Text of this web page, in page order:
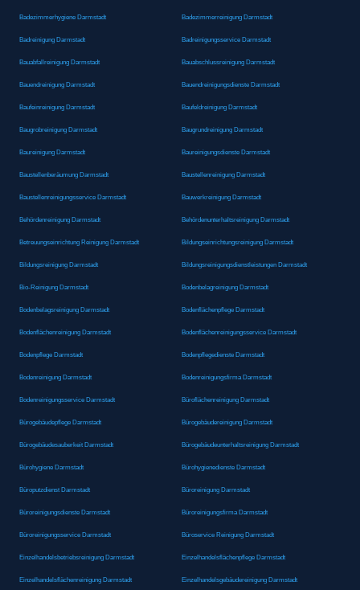
Badezimmerhygiene Darmstadt Badezimmerreinigung Darmstadt
Badreinigung Darmstadt Badreinigungsservice Darmstadt
Bauabfallreinigung Darmstadt Bauabschlussreinigung Darmstadt
Bauendreinigung Darmstadt Bauendreinigungsdienste Darmstadt
Baufeinreinigung Darmstadt Baufeldreinigung Darmstadt
Baugrobreinigung Darmstadt Baugrundreinigung Darmstadt
Baureinigung Darmstadt Baureinigungsdienste Darmstadt
Baustellenberäumung Darmstadt Baustellenreinigung Darmstadt
Baustellenreinigungsservice Darmstadt Bauwerkreinigung Darmstadt
Behördenreinigung Darmstadt Behördenunterhaltsreinigung Darmstadt
Betreuungseinrichtung Reinigung Darmstadt Bildungseinrichtungsreinigung Darmstadt
Bildungsreinigung Darmstadt Bildungsreinigungsdienstleistungen Darmstadt
Bio-Reinigung Darmstadt Bodenbelagreinigung Darmstadt
Bodenbelagsreinigung Darmstadt Bodenflächenpflege Darmstadt
Bodenflächenreinigung Darmstadt Bodenflächenreinigungsservice Darmstadt
Bodenpflege Darmstadt Bodenpflegedienste Darmstadt
Bodenreinigung Darmstadt Bodenreinigungsfirma Darmstadt
Bodenreinigungsservice Darmstadt Büroflächenreinigung Darmstadt
Bürogebäudepflege Darmstadt Bürogebäudereinigung Darmstadt
Bürogebäudesauberkeit Darmstadt Bürogebäudeunterhaltsreinigung Darmstadt
Bürohygiene Darmstadt Bürohygienedienste Darmstadt
Büroputzdienst Darmstadt Büroreinigung Darmstadt
Büroreinigungsdienste Darmstadt Büroreinigungsfirma Darmstadt
Büroreinigungsservice Darmstadt Büroservice Reinigung Darmstadt
Einzelhandelsbetriebsreinigung Darmstadt Einzelhandelsflächenpflege Darmstadt
Einzelhandelsflächenreinigung Darmstadt Einzelhandelsgebäudereinigung Darmstadt